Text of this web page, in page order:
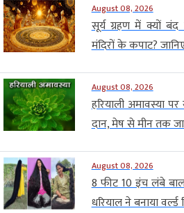
August 08, 2026
सूर्य ग्रहण में क्यों
मंदिरों के कपाट?
August 08, 2026
हरियाली अमावस्या
दान, मेष से मीन तक
August 08, 2026
8 फीट 10 इंच लंबे
धरियाल ने बनाया वर्ल्ड